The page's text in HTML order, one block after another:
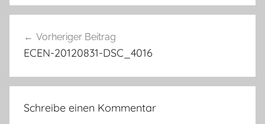
Vorheriger Beitrag
ECEN-20120831-DSC_4016
Schreibe einen Kommentar